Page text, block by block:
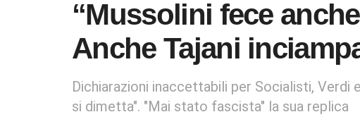
“Mussolini fece
Anche Tajani
Dichiarazioni inaccettabili per Socialisti, Verdi
si dimetta". "Mai stato fascista" la sua replica